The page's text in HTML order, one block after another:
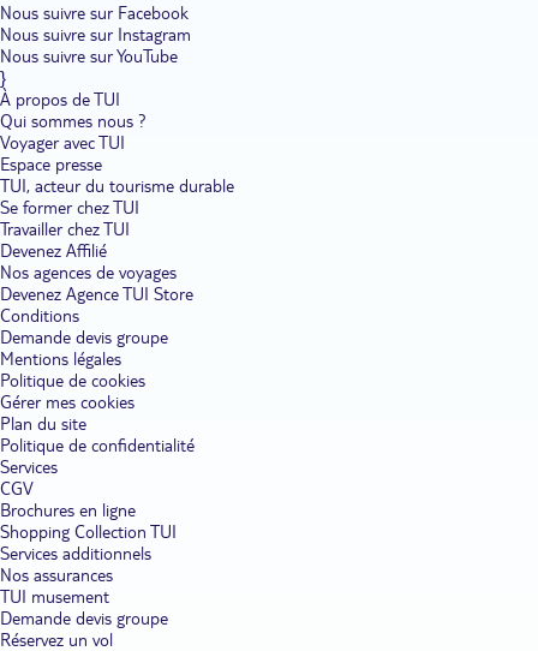
Nous suivre sur Facebook
Nous suivre sur Instagram
Nous suivre sur YouTube
}
À propos de TUI
Qui sommes nous ?
Voyager avec TUI
Espace presse
TUI, acteur du tourisme durable
Se former chez TUI
Travailler chez TUI
Devenez Affilié
Nos agences de voyages
Devenez Agence TUI Store
Conditions
Demande devis groupe
Mentions légales
Politique de cookies
Gérer mes cookies
Plan du site
Politique de confidentialité
Services
CGV
Brochures en ligne
Shopping Collection TUI
Services additionnels
Nos assurances
TUI musement
Demande devis groupe
Réservez un vol